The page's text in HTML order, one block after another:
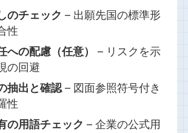
のチェック – 出願先国の標準形
性
への配慮（任意）
– リスクを示
の回避
抽出と確認– 図面参照符号付き
性
の用語チェック – 企業の公式用